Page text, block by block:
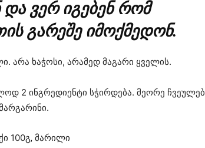
ვერ იგებენ რომ
გარეშე იმოქმედონ.
არა ხაჭოსი, არამედ მაგარი ყველის.
2 ინგრედიენტი სჭირდება. მეორე
100გ, მარილი